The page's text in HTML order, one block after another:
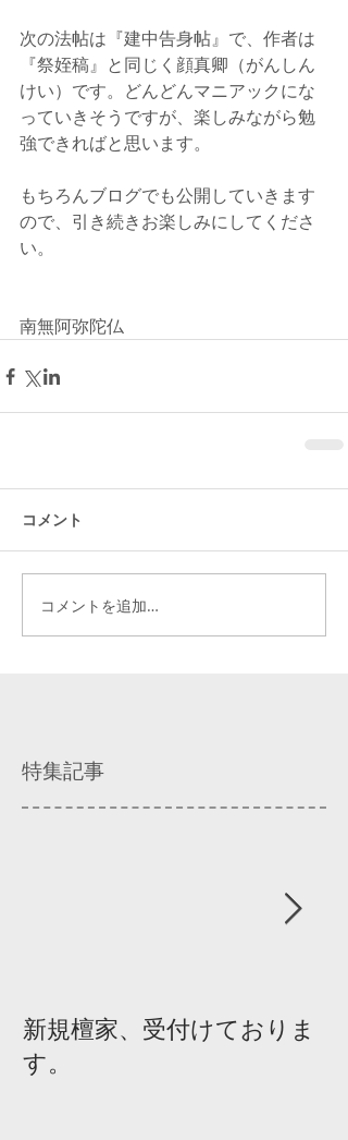
次の法帖は『建中告身帖』で、作者は
『祭姪稿』と同じく顔真卿（がんしん
けい）です。どんどんマニアックにな
っていきそうですが、楽しみながら勉
強できればと思います。
もちろんブログでも公開していきます
ので、引き続きお楽しみにしてくださ
い。
南無阿弥陀仏
コメント
コメントを追加…
特集記事
新規檀家、受付けておりま
す。